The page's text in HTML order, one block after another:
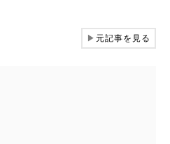
▶元記事を見る